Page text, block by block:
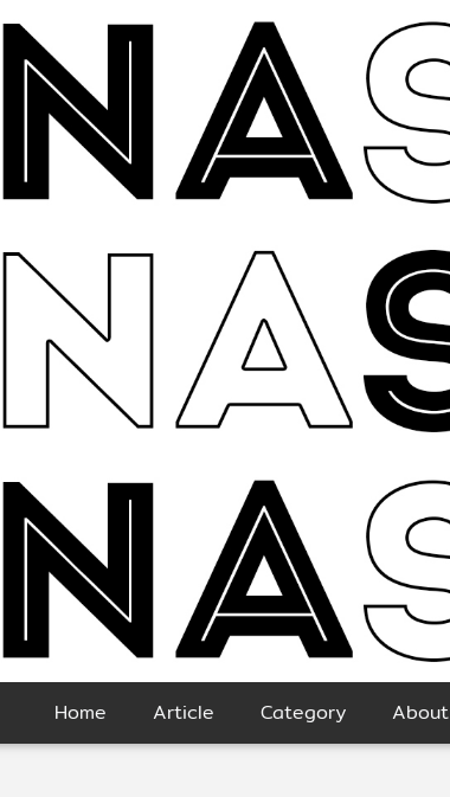
Home Article Category About